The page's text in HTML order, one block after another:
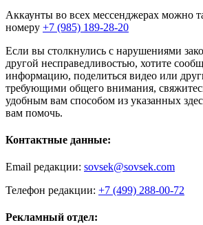
Аккаунты во всех мессенджерах можно
номеру +7 (985) 189-28-20
Если вы столкнулись с нарушениями
другой несправедливостью, хотите
информацию, поделиться видео или
требующими общего внимания,
удобным вам способом из указанных
вам помочь.
Контактные данные:
Email редакции: sovsek@sovsek.com
Телефон редакции: +7 (499) 288-00-72
Рекламный отдел: